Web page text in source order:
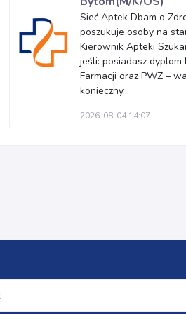
Sieć Aptek Dbam o
poszukuje osoby na
Kierownik Apteki
jeśli: posiadasz dyplom
Farmacji oraz PWZ –
konieczny...
2026-08-04 14:07